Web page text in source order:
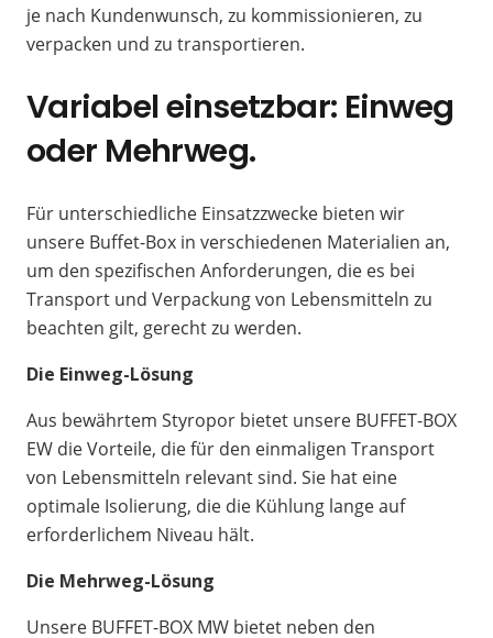
je nach Kundenwunsch, zu kommissionieren, zu
verpacken und zu transportieren.
Variabel einsetzbar: Einweg
oder Mehrweg.
Für unterschiedliche Einsatzzwecke bieten wir
unsere Buffet-Box in verschiedenen Materialien an,
um den spezifischen Anforderungen, die es bei
Transport und Verpackung von Lebensmitteln zu
beachten gilt, gerecht zu werden.
Die Einweg-Lösung
Aus bewährtem Styropor bietet unsere BUFFET-BOX
EW die Vorteile, die für den einmaligen Transport
von Lebensmitteln relevant sind. Sie hat eine
optimale Isolierung, die die Kühlung lange auf
erforderlichem Niveau hält.
Die Mehrweg-Lösung
Unsere BUFFET-BOX MW bietet neben den